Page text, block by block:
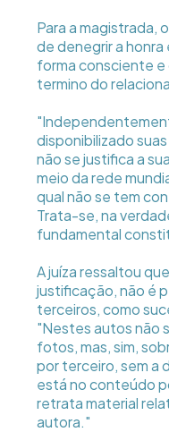
Para a magistrada,
de denegrir a honra
forma consciente e
termino do
disponibilizado
não se justifica a
meio da rede
qual não se tem
Trata-se, na
fundamental
A juíza ressaltou
justificação, não é
terceiros, como
"Nestes autos não
fotos, mas, sim,
por terceiro, sem a
está no conteúdo
retrata material
autora."